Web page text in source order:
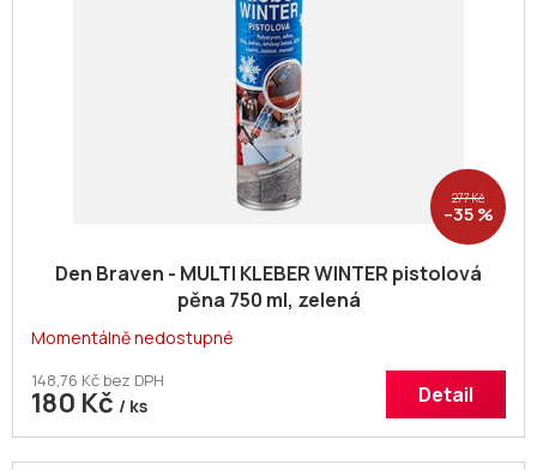
277 Kč
–35 %
Den Braven - MULTI KLEBER WINTER pistolová
pěna 750 ml, zelená
Momentálně nedostupné
148,76 Kč bez DPH
180 Kč / ks Detail